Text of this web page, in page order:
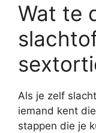
Wat te
Als je zelf
iemand kent
stappen die je